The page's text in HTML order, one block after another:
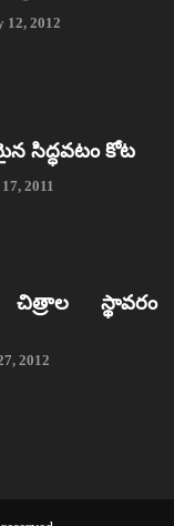
12, 2012
సిద్ధవటం కోట
2011
చిత్రాల స్థావరం
2012